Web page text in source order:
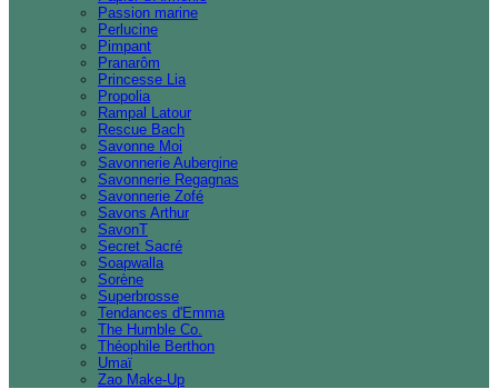
Passion marine
Perlucine
Pimpant
Pranarôm
Princesse Lia
Propolia
Rampal Latour
Rescue Bach
Savonne Moi
Savonnerie Aubergine
Savonnerie Regagnas
Savonnerie Zofé
Savons Arthur
SavonT
Secret Sacré
Soapwalla
Sorène
Superbrosse
Tendances d'Emma
The Humble Co.
Théophile Berthon
Umaï
Zao Make-Up